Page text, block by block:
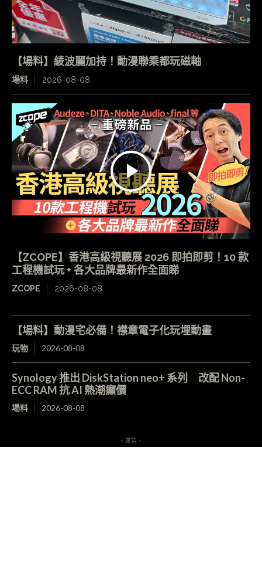
【場料】綾波麗加持！動漫聯乘都玩磁軸
場料 2026-08-08
【ZCOPE】香港高級視聽展 2026 即拍即剪！10 款
工程機試玩 + 各大品牌最新作全面睇
ZCOPE 2026-08-08
【場料】動漫宅必備！襟章電子化玩埋動畫
玩物 2026-08-08
Synology 推出 DiskStation neo+ 系列 改配 Non-
ECC RAM 抗 AI 熱潮癲價
場料 2026-08-08
- 廣告 -